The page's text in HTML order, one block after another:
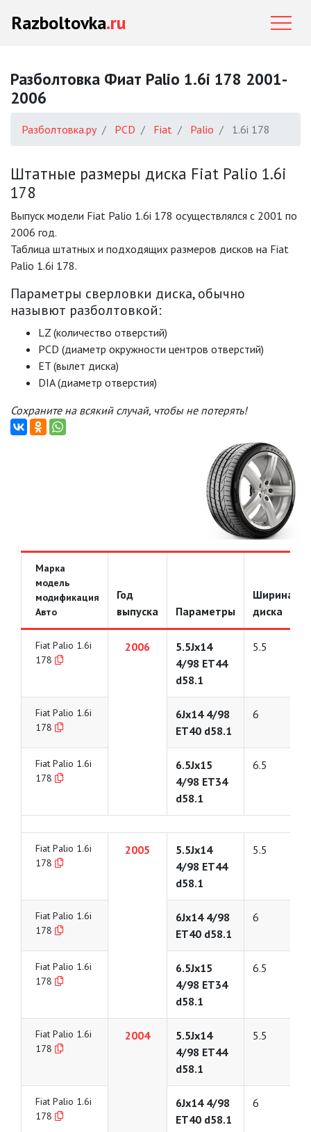
Razboltovka.ru
Разболтовка Фиат Palio 1.6i 178 2001-
2006
Разболтовка.ру PCD Fiat Palio 1.6i 178
Штатные размеры диска Fiat Palio 1.6i
178
Выпуск модели Fiat Palio 1.6i 178 осуществлялся с 2001 по
2006 год.
Таблица штатных и подходящих размеров дисков на Fiat
Palio 1.6i 178.
Параметры сверловки диска, обычно
назывют разболтовкой:
LZ (количество отверстий)
PCD (диаметр окружности центров отверстий)
ET (вылет диска)
DIA (диаметр отверстия)
Сохраните на всякий случай, чтобы не потерять!
Марка
модель
модификация
Авто
Год
выпуска
Параметры
Ширина
диска
Fiat Palio 1.6i
178
2006
5.5Jx14
4/98 ET44
d58.1
5.5
Fiat Palio 1.6i
178
6Jx14 4/98
ET40 d58.1
6
Fiat Palio 1.6i
178
6.5Jx15
4/98 ET34
d58.1
6.5
Fiat Palio 1.6i
178
2005
5.5Jx14
4/98 ET44
d58.1
5.5
Fiat Palio 1.6i
178
6Jx14 4/98
ET40 d58.1
6
Fiat Palio 1.6i
178
6.5Jx15
4/98 ET34
d58.1
6.5
Fiat Palio 1.6i
178
2004
5.5Jx14
4/98 ET44
d58.1
5.5
Fiat Palio 1.6i
178
6Jx14 4/98
ET40 d58.1
6